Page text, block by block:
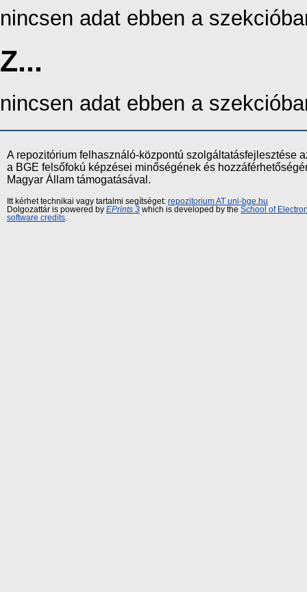
nincsen adat ebben a
Z...
nincsen adat ebben a
A repozitórium felhasználó-központú szolgáltatásfejlesztése
a BGE felsőfokú képzései minőségének és
Magyar Állam támogatásával.
Itt kérhet technikai vagy tartalmi segítséget: repozitorium AT uni-bge.hu
Dolgozattár is powered by EPrints 3 which is developed by the School of
software credits